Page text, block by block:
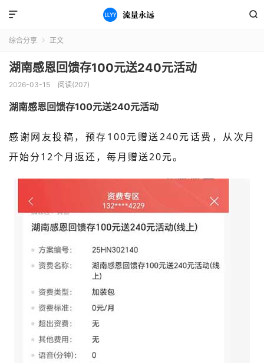


综合分享  正文
湖南感恩回馈存100元送240元活动
2026-03-15 阅读(207)
湖南感恩回馈存100元送240元活动
感谢网友投稿，预存100元赠送240元话费，从次月
开始分12个月返还，每月赠送20元。